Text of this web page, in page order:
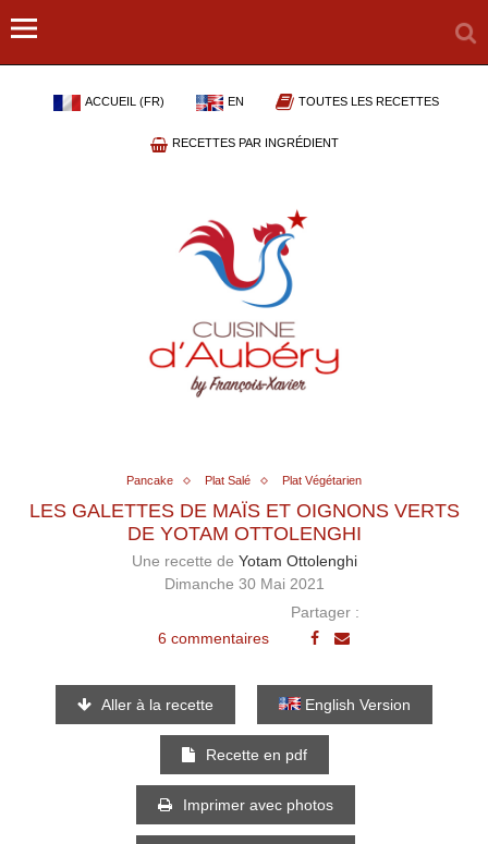
ACCUEIL (FR) EN TOUTES LES RECETTES
RECETTES PAR INGRÉDIENT
Pancake Plat Salé Plat Végétarien
LES GALETTES DE MAÏS ET OIGNONS VERTS
DE YOTAM OTTOLENGHI
Une recette de Yotam Ottolenghi
Dimanche 30 Mai 2021
6 commentaires
Partager :
Aller à la recette English Version
Recette en pdf
Imprimer avec photos